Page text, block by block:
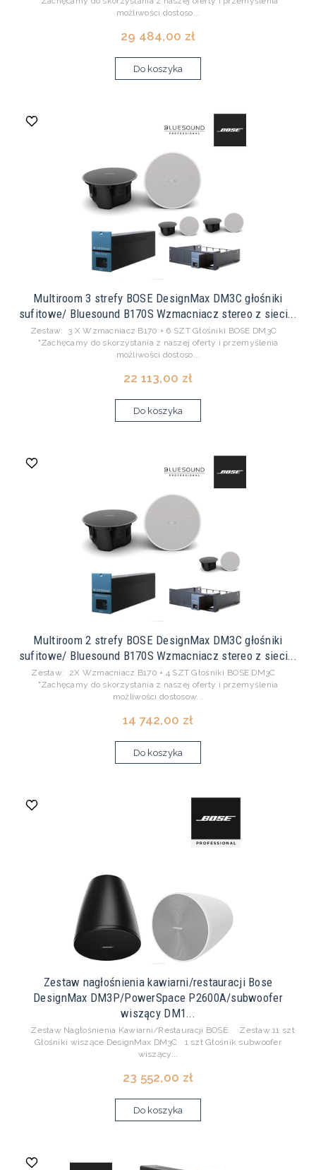
możliwości dostoso...
29 484,00 zł
Do koszyka
Multiroom 3 strefy BOSE DesignMax DM3C głośniki
sufitowe/ Bluesound B170S Wzmacniacz stereo z sieci...
Zestaw: 3 X Wzmacniacz B170 + 6 SZT Głośniki BOSE DM3C
"Zachęcamy do skorzystania z naszej oferty i przemyślenia
możliwości dostoso...
22 113,00 zł
Do koszyka
Multiroom 2 strefy BOSE DesignMax DM3C głośniki
sufitowe/ Bluesound B170S Wzmacniacz stereo z sieci...
Zestaw: 2X Wzmacniacz B170 + 4 SZT Głośniki BOSE DM3C
"Zachęcamy do skorzystania z naszej oferty i przemyślenia
możliwości dostosow...
14 742,00 zł
Do koszyka
Zestaw nagłośnienia kawiarni/restauracji Bose
DesignMax DM3P/PowerSpace P2600A/subwoofer
wiszący DM1...
Zestaw Nagłośnienia Kawiarni/Restauracji BOSE. Zestaw 11 szt
Głośniki wiszące DesignMax DM3C 1 szt Głośnik subwoofer
wiszący...
23 552,00 zł
Do koszyka